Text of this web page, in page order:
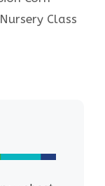
Class